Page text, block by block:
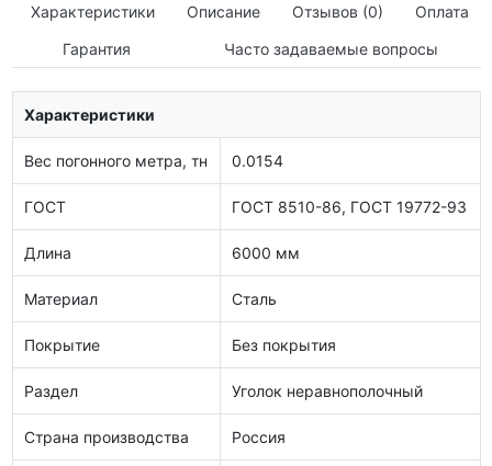
Характеристики Описание Отзывов (0)
Оплата
Гарантия
Часто задаваемые вопросы
Характеристики
Вес погонного метра, тн 0.0154
ГОСТ ГОСТ 8510-86, ГОСТ 19772-93
Длина 6000 мм
Материал Сталь
Покрытие Без покрытия
Раздел Уголок неравнополочный
Страна производства Россия